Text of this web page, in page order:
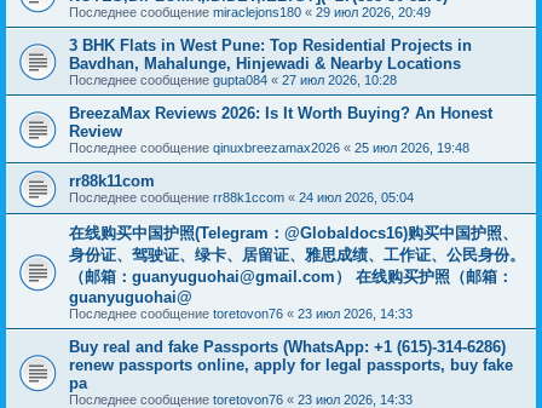
Последнее сообщение miraclejons180 « 29 июл 2026, 20:49
3 BHK Flats in West Pune: Top Residential Projects in
Bavdhan, Mahalunge, Hinjewadi & Nearby Locations
Последнее сообщение gupta084 « 27 июл 2026, 10:28
BreezaMax Reviews 2026: Is It Worth Buying? An Honest
Review
Последнее сообщение qinuxbreezamax2026 « 25 июл 2026, 19:48
rr88k11com
Последнее сообщение rr88k1ccom « 24 июл 2026, 05:04
在线购买中国护照(Telegram：@Globaldocs16)购买中国护照、
身份证、驾驶证、绿卡、居留证、雅思成绩、工作证、公民身份。
（邮箱： guanyuguohai@gmail.com ） 在线购买护照（邮箱：
guanyuguohai@
Последнее сообщение toretovon76 « 23 июл 2026, 14:33
Buy real and fake Passports (WhatsApp: +1 (615)-314-6286)
renew passports online, apply for legal passports, buy fake
pa
Последнее сообщение toretovon76 « 23 июл 2026, 14:33